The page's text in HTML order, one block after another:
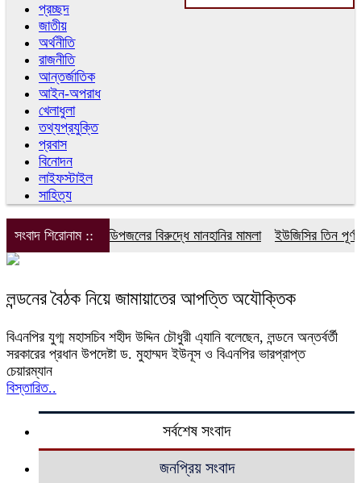
প্রচ্ছদ
জাতীয়
অর্থনীতি
রাজনীতি
আন্তর্জাতিক
আইন-অপরাধ
খেলাধুলা
তথ্যপ্রযুক্তি
প্রবাস
বিনোদন
লাইফস্টাইল
সাহিত্য
সংবাদ শিরোনাম :: ডিপজলের বিরুদ্ধে মানহানির মামলা ইউজিসির তিন
লন্ডনের বৈঠক নিয়ে জামায়াতের আপত্তি অযৌক্তিক
বিএনপির যুগ্ম মহাসচিব শহীদ উদ্দিন চৌধুরী এ্যানি বলেছেন, লন্ডনে অন্তর্বর্তী
সরকারের প্রধান উপদেষ্টা ড. মুহাম্মদ ইউনূস ও বিএনপির ভারপ্রাপ্ত
চেয়ারম্যান
বিস্তারিত..
সর্বশেষ সংবাদ
জনপ্রিয় সংবাদ